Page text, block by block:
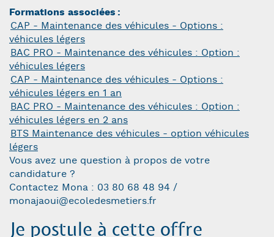
Formations associées
CAP - Maintenance des véhicules - Options :
véhicules légers
BAC PRO - Maintenance des véhicules : Option :
véhicules légers
CAP - Maintenance des véhicules - Options :
véhicules légers en 1 an
BAC PRO - Maintenance des véhicules : Option :
véhicules légers en 2 ans
BTS Maintenance des véhicules - option véhicules
légers
Vous avez une question à propos de votre
candidature ?
Contactez Mona : 03 80 68 48 94 /
monajaoui@ecoledesmetiers.fr
Je postule à cette offre